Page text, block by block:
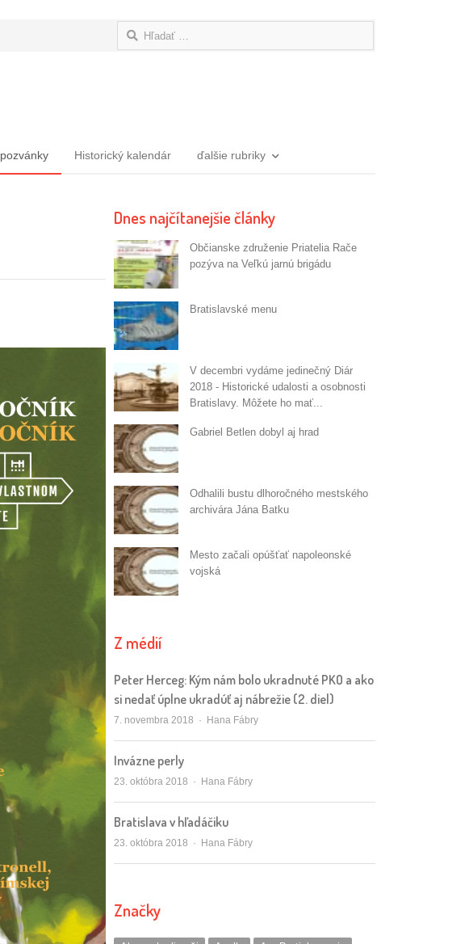
Hľadať:
pozvánky Historický kalendár ďalšie rubriky
Dnes najčítanejšie články
Občianske združenie Priatelia Rače
pozýva na Veľkú jarnú brigádu
Bratislavské menu
V decembri vydáme jedinečný Diár
2018 - Historické udalosti a osobnosti
Bratislavy. Môžete ho mať...
Gabriel Betlen dobyl aj hrad
Odhalili bustu dlhoročného mestského
archivára Jána Batku
Mesto začali opúšťať napoleonské
vojská
Z médií
Peter Herceg: Kým nám bolo ukradnuté PKO a ako
si nedať úplne ukradúť aj nábrežie (2. diel)
7. novembra 2018 Autor/ka
Hana Fábry
Invázne perly
23. októbra 2018 Autor/ka
Hana Fábry
Bratislava v hľadáčiku
23. októbra 2018 Autor/ka
Hana Fábry
Značky